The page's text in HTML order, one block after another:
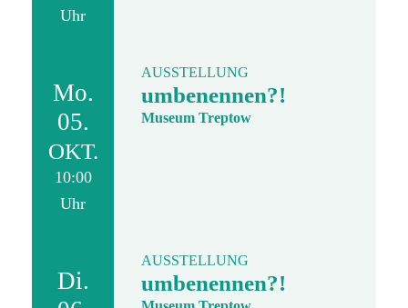
Uhr
Mo.
05.
OKT.
10:00
Uhr
AUSSTELLUNG
umbenennen?!
Museum Treptow
Di.
AUSSTELLUNG
umbenennen?!